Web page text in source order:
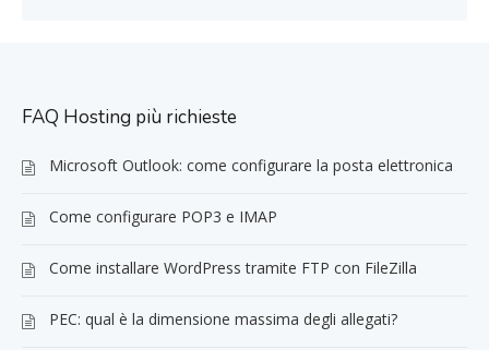
FAQ Hosting più richieste
Microsoft Outlook: come configurare la posta elettronica
Come configurare POP3 e IMAP
Come installare WordPress tramite FTP con FileZilla
PEC: qual è la dimensione massima degli allegati?